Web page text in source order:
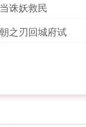
诛妖救民
之刃回城府试